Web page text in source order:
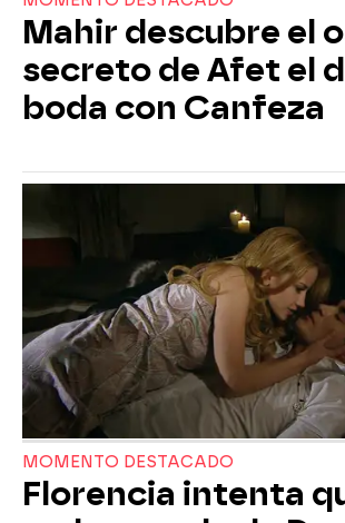
Mahir descubre el
secreto de Afet el
boda con Canfeza
MOMENTO DESTACADO
Florencia intenta